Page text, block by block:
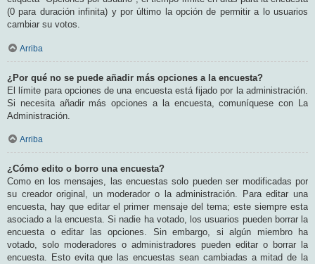
(0 para duración infinita) y por último la opción de permitir a lo usuarios
cambiar su votos.
Arriba
¿Por qué no se puede añadir más opciones a la encuesta?
El límite para opciones de una encuesta está fijado por la administración.
Si necesita añadir más opciones a la encuesta, comuníquese con La
Administración.
Arriba
¿Cómo edito o borro una encuesta?
Como en los mensajes, las encuestas solo pueden ser modificadas por
su creador original, un moderador o la administración. Para editar una
encuesta, hay que editar el primer mensaje del tema; este siempre esta
asociado a la encuesta. Si nadie ha votado, los usuarios pueden borrar la
encuesta o editar las opciones. Sin embargo, si algún miembro ha
votado, solo moderadores o administradores pueden editar o borrar la
encuesta. Esto evita que las encuestas sean cambiadas a mitad de la